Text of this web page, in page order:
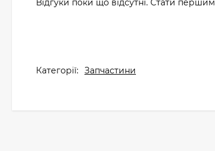
Відгуки поки що відсутні. Стати
Категорії: Запчастини